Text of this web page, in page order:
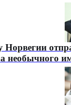
Норвегии
необычного